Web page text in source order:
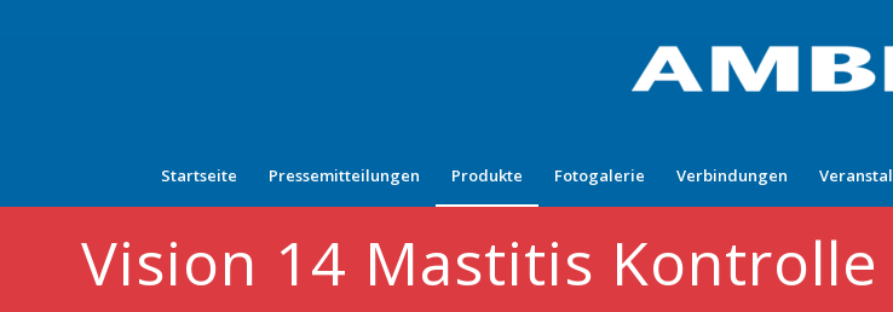
Startseite Pressemitteilungen Produkte Fotogalerie Verbindungen
Vision 14 Mastitis Kontrolle